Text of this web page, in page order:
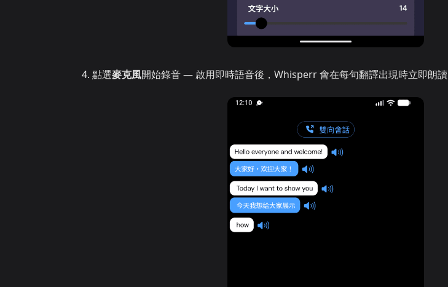
點選麥克風開始錄音 — 啟用即時語音後，Whisperr 會在每句翻譯出現時立即朗讀